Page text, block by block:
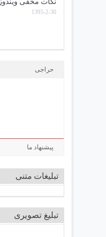
1395-2-30
حراجی
پیشنهاد ما
تبلیغات متنی
تبلیغ تصویری